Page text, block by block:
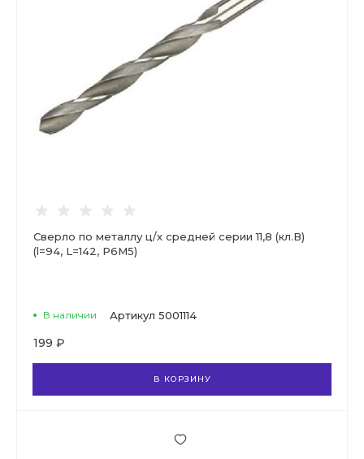
Сверло по металлу ц/х средней серии 11,8 (кл.В)
(l=94, L=142, Р6М5)
В наличии Артикул 5001114
199 ₽
В КОРЗИНУ